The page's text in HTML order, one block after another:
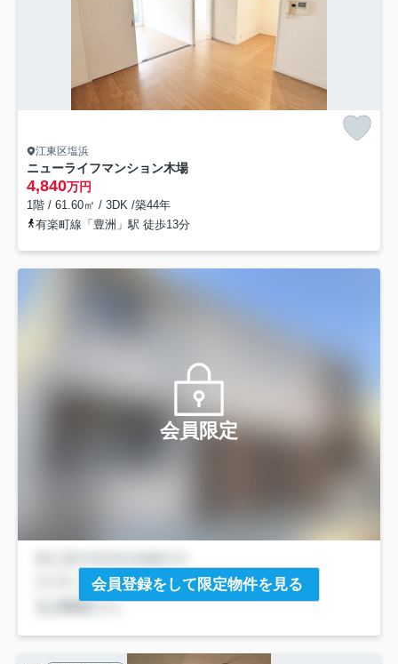
江東区塩浜
ニューライフマンション木場
4,840万円
1階 / 61.60㎡ / 3DK /築44年
有楽町線「豊洲」駅 徒歩13分
会員限定
会員登録をして限定物件を見る